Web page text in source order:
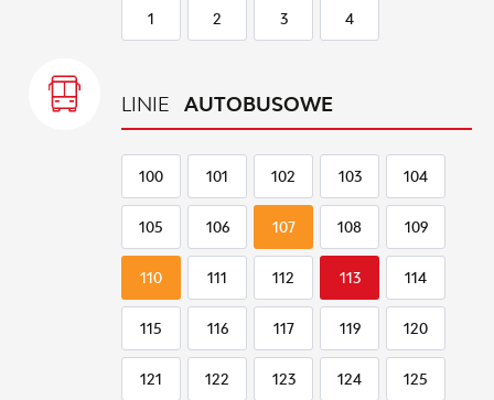
1 2 3 4
LINIEAUTOBUSOWE
100 101 102 103 104
105 106 107 108 109
110 111 112 113 114
115 116 117 119 120
121 122 123 124 125